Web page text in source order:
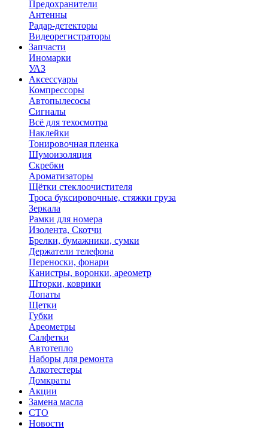
Предохранители
Антенны
Радар-детекторы
Видеорегистраторы
Запчасти
Иномарки
УАЗ
Аксесcуары
Компрессоры
Автопылесосы
Сигналы
Всё для техосмотра
Наклейки
Тонировочная пленка
Шумоизоляция
Скребки
Ароматизаторы
Щётки стеклоочистителя
Троса буксировочные, стяжки груза
Зеркала
Рамки для номера
Изолента, Скотчи
Брелки, бумажники, сумки
Держатели телефона
Переноски, фонари
Канистры, воронки, ареометр
Шторки, коврики
Лопаты
Щетки
Губки
Ареометры
Салфетки
Автотепло
Наборы для ремонта
Алкотестеры
Домкраты
Акции
Замена масла
СТО
Новости